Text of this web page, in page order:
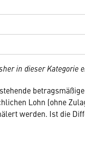
in dieser Kategorie
Lohn (ohne
werden. Ist die